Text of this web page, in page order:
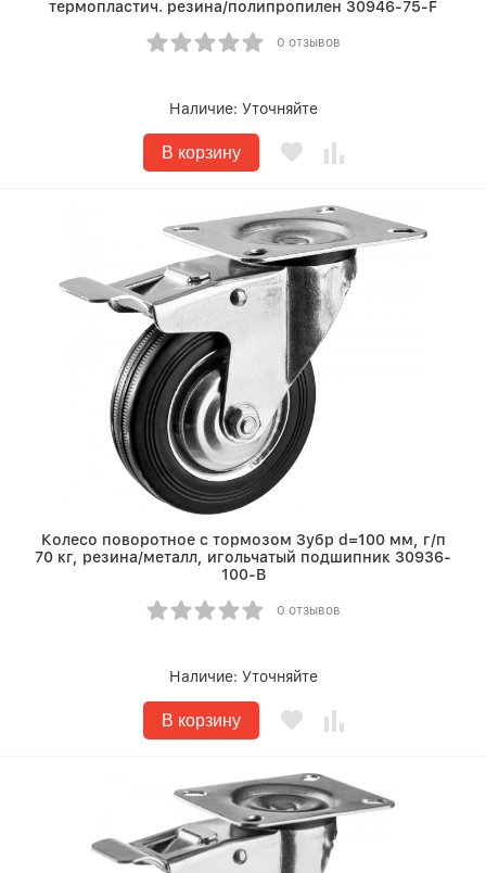
термопластич. резина/полипропилен 30946-75-F
0 отзывов
Наличие: Уточняйте
В корзину
Колесо поворотное c тормозом Зубр d=100 мм, г/п
70 кг, резина/металл, игольчатый подшипник 30936-
100-B
0 отзывов
Наличие: Уточняйте
В корзину